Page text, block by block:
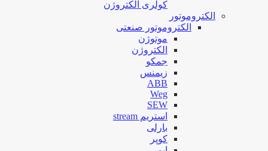
کولری الکتروژن
الکتروموتور
الکتروموتور صنعتی
موتوژن
الکتروژن
جمکو
زیمنس
ABB
Weg
SEW
استریم stream
بارلی
کوپر